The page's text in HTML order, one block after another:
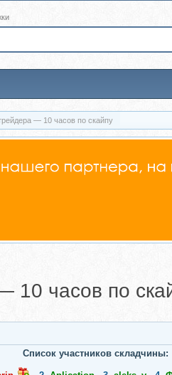
— 10 часов по скaйпу
10 часов по
Список участников складчины: